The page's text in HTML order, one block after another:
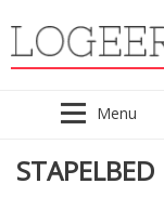
Menu
STAPELBED